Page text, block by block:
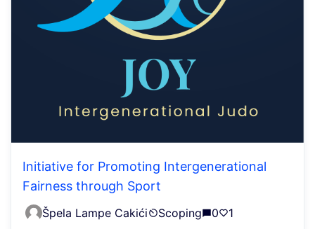
Initiative for Promoting Intergenerational
Fairness through Sport
Špela Lampe Cakići Scoping 0 1